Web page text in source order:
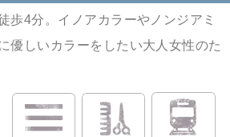
歩4分。イノアカラーやノンジアミ
優しいカラーをしたい大人女性のた